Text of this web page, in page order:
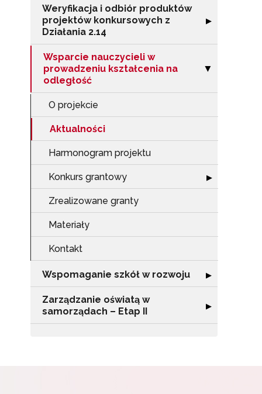
Weryfikacja i odbiór produktów
projektów konkursowych z
Działania 2.14
Rozwiń sekcję
▶
Wsparcie nauczycieli w
prowadzeniu kształcenia na
odległość
Zwiń sekcję
▶
O projekcie
Aktualności
Harmonogram projektu
Konkurs grantowy Rozwiń sekcję
▶
Zrealizowane granty
Materiały
Kontakt
Wspomaganie szkół w rozwoju Rozwiń sekcję
▶
Zarządzanie oświatą w
samorządach – Etap II
Rozwiń sekcję
▶